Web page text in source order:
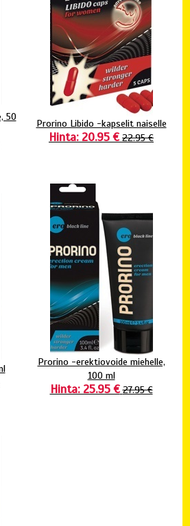
50
Prorino Libido -kapselit naiselle
Hinta: 20.95 € 22.95 €
Prorino -erektiovoide miehelle,
100 ml
Hinta: 25.95 € 27.95 €